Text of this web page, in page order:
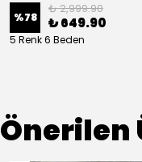
%78
₺ 2,999.90
₺ 649.90
5 Renk 6 Beden
Önerilen